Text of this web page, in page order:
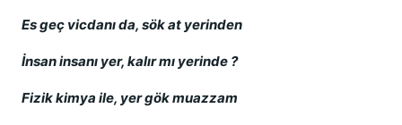
Es geç vicdanı da, sök at yerinden
İnsan insanı yer, kalır mı yerinde ?
Fizik kimya ile, yer gök muazzam